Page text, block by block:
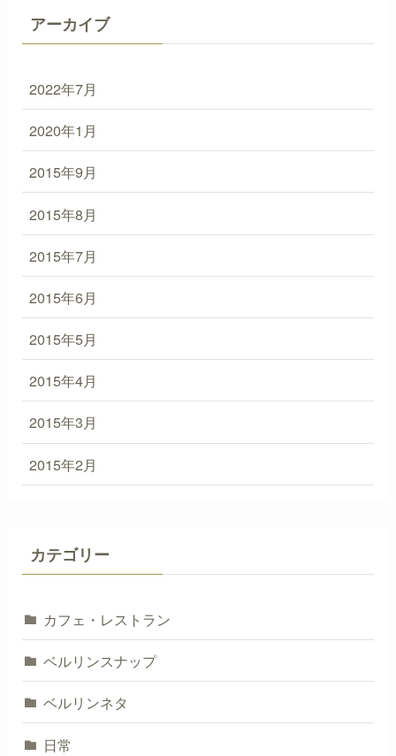
アーカイブ
2022年7月
2020年1月
2015年9月
2015年8月
2015年7月
2015年6月
2015年5月
2015年4月
2015年3月
2015年2月
カテゴリー
カフェ・レストラン
ベルリンスナップ
ベルリンネタ
日常